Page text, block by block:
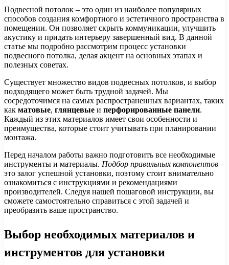
Подвесной потолок – это один из наиболее популярных
способов создания комфортного и эстетичного пространства в
помещении. Он позволяет скрыть коммуникации, улучшить
акустику и придать интерьеру завершенный вид. В данной
статье мы подробно рассмотрим процесс установки
подвесного потолка, делая акцент на основных этапах и
полезных советах.
Существует множество видов подвесных потолков, и выбор
подходящего может быть трудной задачей. Мы
сосредоточимся на самых распространенных вариантах, таких
как матовые, глянцевые и перфорированные панели.
Каждый из этих материалов имеет свои особенности и
преимущества, которые стоит учитывать при планировании
монтажа.
Перед началом работы важно подготовить все необходимые
инструменты и материалы. Подбор правильных компонентов –
это залог успешной установки, поэтому стоит внимательно
ознакомиться с инструкциями и рекомендациями
производителей. Следуя нашей пошаговой инструкции, вы
сможете самостоятельно справиться с этой задачей и
преобразить ваше пространство.
Выбор необходимых материалов и
инструментов для установки